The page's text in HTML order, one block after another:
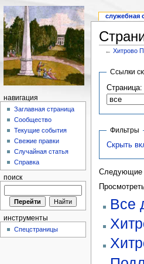
←Хитрово
Ссылки
Страница:
Фильтры
Скрыть
Следующие
Все
служебная
навигация
Заглавная страница
Сообщество
Текущие события
Свежие правки
Случайная статья
Справка
поиск
инструменты
Спецстраницы